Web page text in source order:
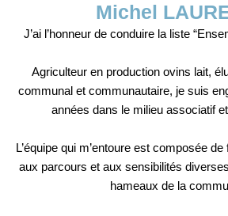
Michel
J’ai l’honneur de conduire la liste
Agriculteur en production ovins lait,
communal et communautaire, je suis
années dans le milieu associatif
L’équipe qui m’entoure est composée
aux parcours et aux sensibilités
hameaux de la